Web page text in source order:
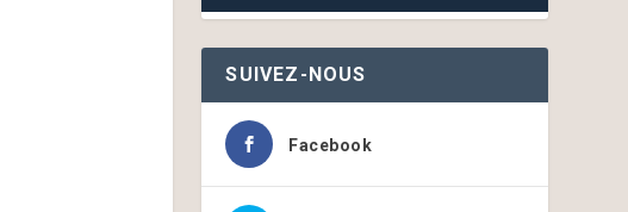
SUIVEZ-NOUS
Facebook